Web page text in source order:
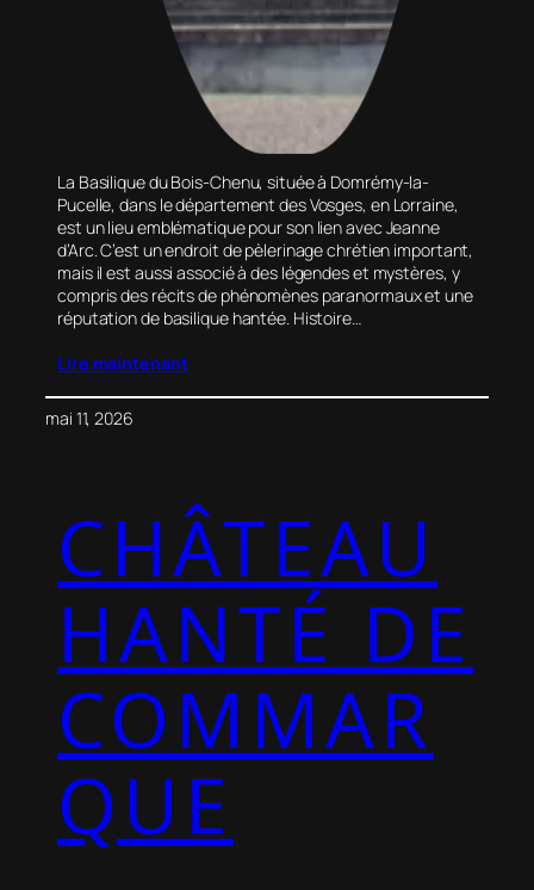
La Basilique du Bois-Chenu, située à Domrémy-la-
Pucelle, dans le département des Vosges, en Lorraine,
est un lieu emblématique pour son lien avec Jeanne
d’Arc. C’est un endroit de pèlerinage chrétien important,
mais il est aussi associé à des légendes et mystères, y
compris des récits de phénomènes paranormaux et une
réputation de basilique hantée. Histoire…
Lire maintenant
mai 11, 2026
CHÂTEAU
HANTÉ DE
COMMAR
QUE